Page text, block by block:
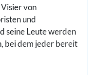
von
und
seine Leute werden
bei dem jeder bereit